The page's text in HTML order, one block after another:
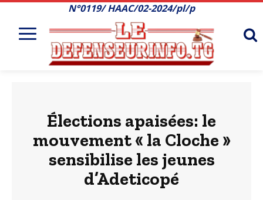
N°0119/ HAAC/02-2024/pl/p
Élections apaisées: le
mouvement « la Cloche »
sensibilise les jeunes
d’Adeticopé